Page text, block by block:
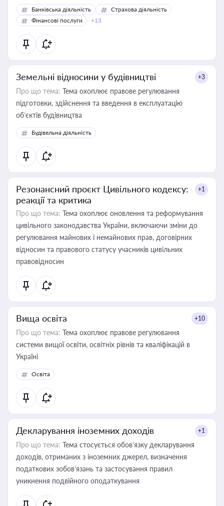
Банківська діяльність
Страхова діяльність
Фінансові послуги
+13
Земельні відносини у будівництві +3
Про що тема: Тема охоплює правове регулювання
підготовки, здійснення та введення в експлуатацію
об’єктів будівництва
Будівельна діяльність
Резонансний проєкт Цивільного кодексу:
реакції та критика
+1
Про що тема: Тема охоплює оновлення та реформування
цивільного законодавства України, включаючи зміни до
регулювання майнових і немайнових прав, договірних
відносин та правового статусу учасників цивільних
правовідносин
Вища освіта +10
Про що тема: Тема охоплює правове регулювання
системи вищої освіти, освітніх рівнів та кваліфікацій в
Україні
Освіта
Декларування іноземних доходів +1
Про що тема: Тема стосується обов’язку декларування
доходів, отриманих з іноземних джерел, визначення
податкових зобов’язань та застосування правил
уникнення подвійного оподаткування